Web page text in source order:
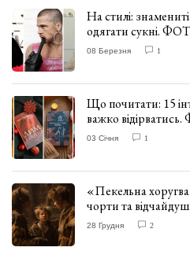
На стилі:
одягати сукні.
08 Березня 1
Що почитати: 15
важко
03 Січня 1
«Пекельна
чорти та
ВІДГУК
28 Грудня 2